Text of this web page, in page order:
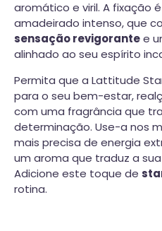
aromático e viril. A fixação
amadeirado intenso, que
sensação revigorantee
alinhado ao seu espírito
Permita que a Lattitude
para o seu bem-estar,
com uma fragrância que
determinação. Use-a nos
mais precisa de energia
um aroma que traduz a
Adicione este toque de
rotina.